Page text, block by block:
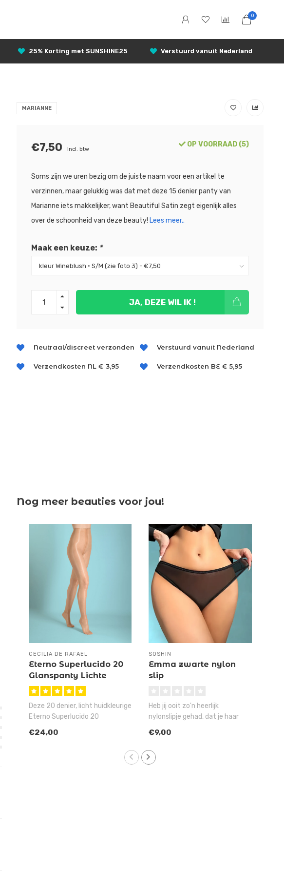
0
25% Korting met SUNSHINE25 Verstuurd vanuit Nederland
MARIANNE
€7,50 Incl. btw
OP VOORRAAD (5)
Soms zijn we uren bezig om de juiste naam voor een artikel te
verzinnen, maar gelukkig was dat met deze 15 denier panty van
Marianne iets makkelijker, want Beautiful Satin zegt eigenlijk alles
over de schoonheid van deze beauty! Lees meer..
Maak een keuze: *
JA, DEZE WIL IK !
Neutraal/discreet verzonden Verstuurd vanuit Nederland
Verzendkosten NL € 3,95 Verzendkosten BE € 5,95
Nog meer beauties voor jou!
CECILIA DE RAFAEL
Eterno Superlucido 20
Glanspanty Lichte
Huidskleur
Deze 20 denier, licht huidkleurige
Eterno Superlucido 20
€24,00
SOSHIN
Emma zwarte nylon
slip
Heb jij ooit zo'n heerlijk
nylonslipje gehad, dat je haar
€9,00